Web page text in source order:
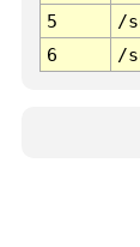
5
/
6
/